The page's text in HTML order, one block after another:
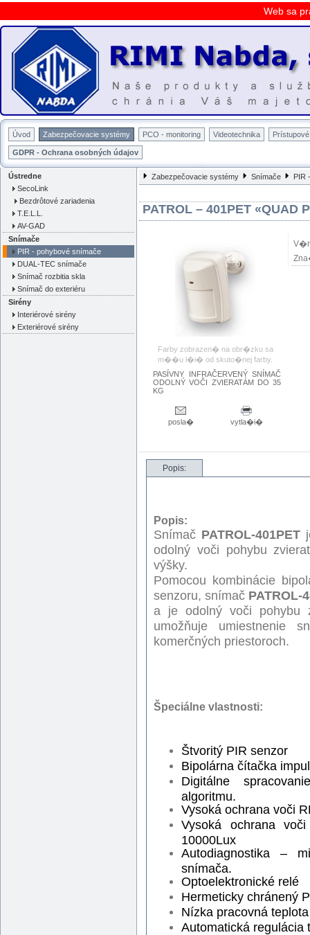
Web sa
Úvod Zabezpečovacie systémy PCO - monitoring Videotechnika
GDPR - Ochrana osobných údajov
Ústredne
SecoLink
Bezdrôtové zariadenia
T.E.L.L.
AV-GAD
Snímače
PIR - pohybové snímače
DUAL-TEC snímače
Snímač rozbitia skla
Snímač do exteriéru
Sirény
Interiérové sirény
Exteriérové sirény
Zabezpečovacie systémy Snímače PIR
PATROL – 401PET «QUAD
Farby zobrazen� na obr�zku sa
m��u l�i� od skuto�nej farby.
PASÍVNY INFRAČERVENÝ SNÍMAČ
ODOLNÝ VOČI ZVIERATÁM DO 35
KG
posla� vytla�i�
Popis:
Popis:
Snímač PATROL-401PET
odolný voči pohybu
výšky.
Pomocou kombinácie
senzoru, snímač PATROL-
a je odolný voči pohybu
umožňuje umiestnenie
komerčných priestoroch.
Špeciálne vlastnosti:
Štvoritý PIR senzor
Bipolárna čítačka
Digitálne
algoritmu.
Vysoká ochrana voči
Vysoká ochrana
10000Lux
Autodiagnostika –
snímača.
Optoelektronické relé
Hermeticky chránený
Nízka pracovná teplota
Automatická regulácia